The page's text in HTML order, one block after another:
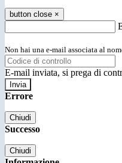
button close ×
Non hai una e-mail associata al
E-mail inviata, si prega di
Errore
Chiudi
Successo
Chiudi